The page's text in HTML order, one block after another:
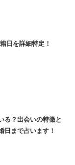
日を詳細特定！
る？出会いの特徴と
日まで占います！